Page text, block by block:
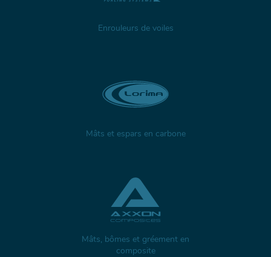
Enrouleurs de voiles
Mâts et espars en carbone
Mâts, bômes et gréement en
composite